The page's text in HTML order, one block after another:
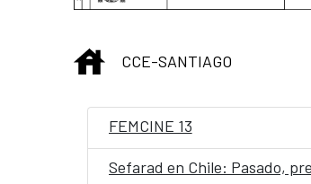
INICIO
CCE-SANTIAGO
FEMCINE 13
Sefarad en Chile: Pasado,